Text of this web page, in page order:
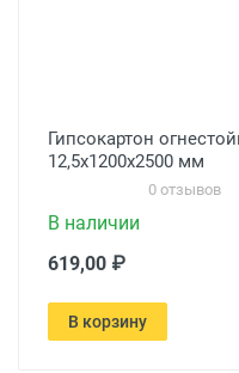
Гипсокартон
12,5х1200х2500 мм
0 отзывов
В наличии
619,00 ₽
В корзину